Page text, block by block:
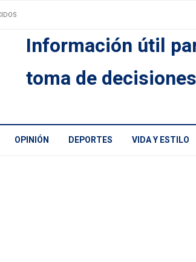
Información útil
toma de decisiones
OPINIÓN DEPORTES VIDA Y ESTILO